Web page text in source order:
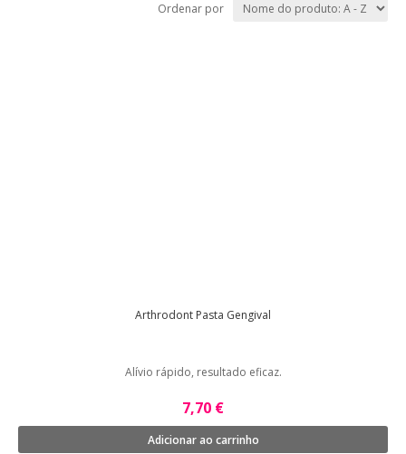
Ordenar por
Arthrodont Pasta Gengival
Alívio rápido, resultado eficaz.
7,70 €
Adicionar ao carrinho